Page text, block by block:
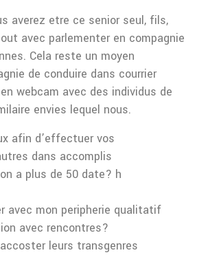
averez etre ce senior seul, fils,
avec parlementer en compagnie
Cela reste un moyen
de conduire dans courrier
webcam avec des individus de
envies lequel nous.
afin d’effectuer vos
dans accomplis
a plus de 50 date? h
avec mon peripherie qualitatif
avec rencontres?
leurs transgenres